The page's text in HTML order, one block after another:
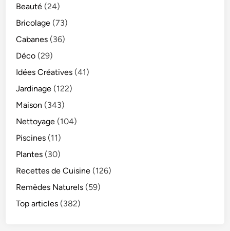
Beauté (24)
Bricolage (73)
Cabanes (36)
Déco (29)
Idées Créatives (41)
Jardinage (122)
Maison (343)
Nettoyage (104)
Piscines (11)
Plantes (30)
Recettes de Cuisine (126)
Remèdes Naturels (59)
Top articles (382)